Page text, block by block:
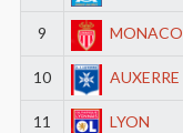
9 MONACO
10 AUXERRE
11 LYON